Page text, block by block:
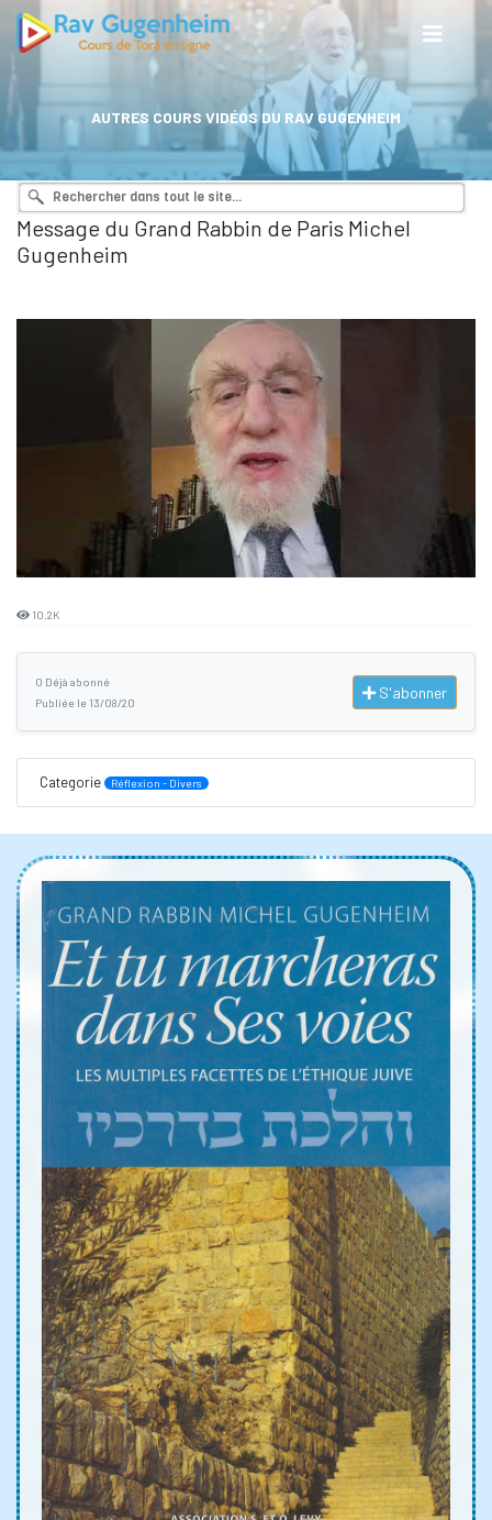
AUTRES COURS VIDÉOS DU RAV GUGENHEIM
Message du Grand Rabbin de Paris Michel
Gugenheim
10.2K
0 Déjà abonné
Publiée le 13/08/20
S'abonner
Categorie Réflexion - Divers